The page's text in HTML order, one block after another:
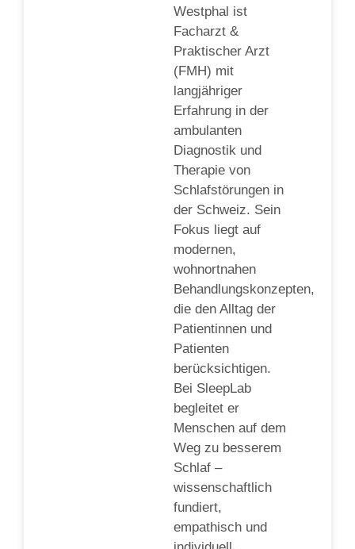
Westphal ist
Facharzt &
Praktischer Arzt
(FMH) mit
langjähriger
Erfahrung in der
ambulanten
Diagnostik und
Therapie von
Schlafstörungen in
der Schweiz. Sein
Fokus liegt auf
modernen,
wohnortnahen
Behandlungskonzepten,
die den Alltag der
Patientinnen und
Patienten
berücksichtigen.
Bei SleepLab
begleitet er
Menschen auf dem
Weg zu besserem
Schlaf –
wissenschaftlich
fundiert,
empathisch und